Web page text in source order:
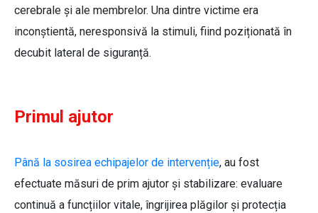
cerebrale și ale membrelor. Una dintre victime era
inconștientă, neresponsivă la stimuli, fiind poziționată în
decubit lateral de siguranță.
Primul ajutor
Până la sosirea echipajelor de intervenție, au fost
efectuate măsuri de prim ajutor și stabilizare: evaluare
continuă a funcțiilor vitale, îngrijirea plăgilor și protecția